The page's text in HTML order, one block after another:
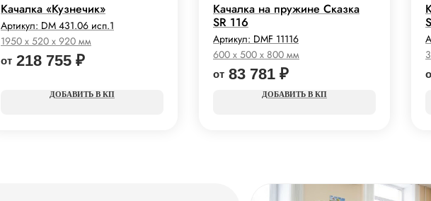
Качалка «Кузнечик»
Артикул: DM 431.06 исп.1
1950 x 520 x 920 мм
218 755 ₽
КП
Качалка на пружине Сказка
SR 116
Артикул: DMF 11116
600 x 500 x 800 мм
83 781 ₽
КП